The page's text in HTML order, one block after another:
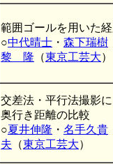
範囲ゴールを用いた
○中代晴士 ・ 森下瑞樹
黎 隆 （東京工芸大）
交差法・平行法撮影
奥行き距離の比較
○夏井伸隆 ・ 名手久貴
夫 （東京工芸大）